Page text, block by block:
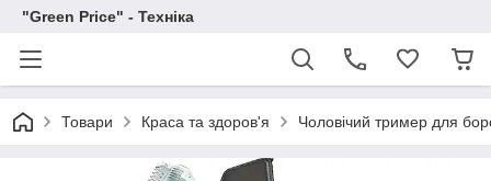
"Green Price" - Техніка
Товари Краса та здоров'я Чоловічий тример для